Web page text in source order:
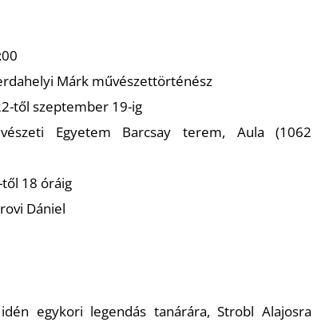
Márk művészettörténész
től szeptember 19-ig
Egyetem Barcsay terem, Aula (1062
18 óráig
Dániel
egykori legendás tanárára, Strobl Alajosra